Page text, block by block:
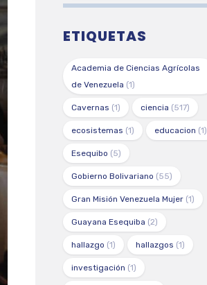
ETIQUETAS
Academia de Ciencias Agrícolas
de Venezuela (1)
Cavernas (1) ciencia (517)
ecosistemas (1) educacion (1)
Esequibo (5)
Gobierno Bolivariano (55)
Gran Misión Venezuela Mujer (1)
Guayana Esequiba (2)
hallazgo (1) hallazgos (1)
investigación (1)